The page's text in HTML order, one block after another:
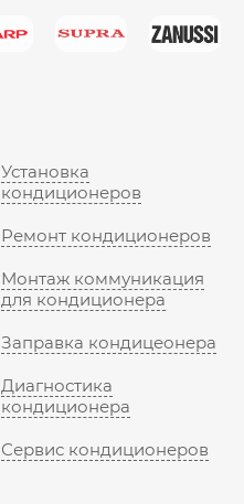
Установка
кондиционеров
Ремонт кондиционеров
Монтаж коммуникация
для кондиционера
Заправка кондицеонера
Диагностика
кондиционера
Сервис кондиционеров